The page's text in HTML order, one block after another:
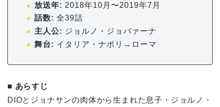
放送年: 2018年10月〜2019年7月
話数: 全39話
主人公: ジョルノ・ジョバァーナ
舞台: イタリア・ナポリ→ローマ
■ あらすじ
DIOとジョナサンの肉体から生まれた息子・ジョルノ・